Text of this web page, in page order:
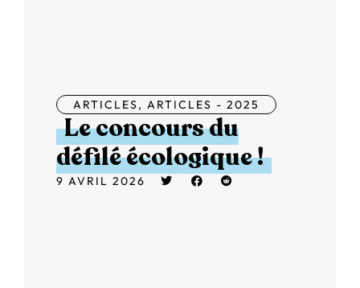
ARTICLES, ARTICLES - 2025
Le concours du
défilé écologique !
9 AVRIL 2026